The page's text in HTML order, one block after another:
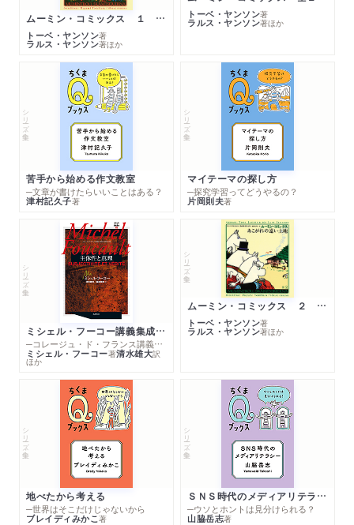
ムーミン・コミックス １ 黄金のしっぽ
トーベ・ヤンソン著
ラルス・ヤンソン著ほか
トーベ・ヤンソン著
ラルス・ヤンソン著ほか
シリーズ・全集
苦手から始める作文教室
─文章が書けたらいいことはある？
津村記久子著
シリーズ・全集
マイテーマの探し方
─探究学習ってどうやるの？
片岡則夫著
シリーズ・全集
ミシェル・フーコー講義集成１０ 主体性と真理
─コレージュ・ド・フランス講義１９８０－１９８１年度
ミシェル・フーコー著清水雄大訳
ほか
シリーズ・全集
ムーミン・コミックス ２ あこがれの遠い土地
トーベ・ヤンソン著
ラルス・ヤンソン著ほか
シリーズ・全集
地べたから考える
─世界はそこだけじゃないから
ブレイディみかこ著
シリーズ・全集
ＳＮＳ時代のメディアリテラシー
─ウソとホントは見分けられる？
山脇岳志著